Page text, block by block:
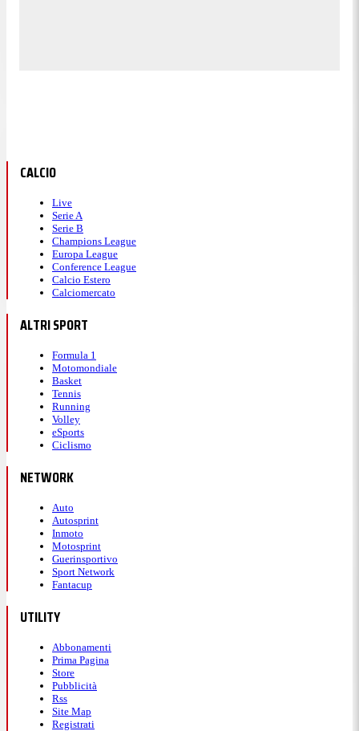
CALCIO
Live
Serie A
Serie B
Champions League
Europa League
Conference League
Calcio Estero
Calciomercato
ALTRI SPORT
Formula 1
Motomondiale
Basket
Tennis
Running
Volley
eSports
Ciclismo
NETWORK
Auto
Autosprint
Inmoto
Motosprint
Guerinsportivo
Sport Network
Fantacup
UTILITY
Abbonamenti
Prima Pagina
Store
Pubblicità
Rss
Site Map
Registrati